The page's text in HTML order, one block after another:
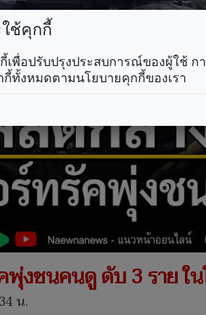
งชนคนดู ดับ 3 ราย ใ
น.
ช้คุกกี้
เพื่อปรับปรุงประสบการณ์ของผู้ใช้ ก
ทั้งหมดตามนโยบายคุกกี้ของเรา